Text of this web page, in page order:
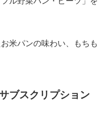
米パンの味わい、もちも
ブスクリプション